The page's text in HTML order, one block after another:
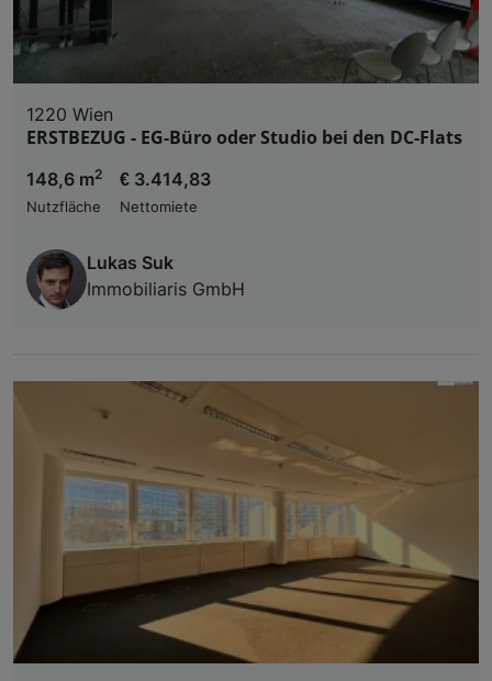
1220 Wien
ERSTBEZUG - EG-Büro oder Studio bei den DC-Flats
148,6 m2
Nutzfläche
€ 3.414,83
Nettomiete
Lukas Suk
Immobiliaris GmbH